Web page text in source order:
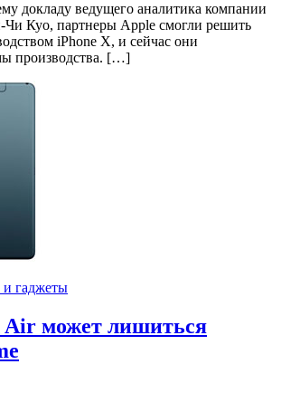
докладу ведущего аналитика компании
Куо, партнеры Apple смогли решить
iPhone X, и сейчас они
производства. […]
гаджеты
может лишиться